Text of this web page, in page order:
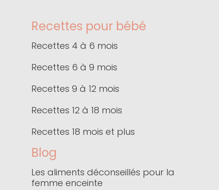
Recettes pour bébé
Recettes 4 à 6 mois
Recettes 6 à 9 mois
Recettes 9 à 12 mois
Recettes 12 à 18 mois
Recettes 18 mois et plus
Blog
Les aliments déconseillés pour la
femme enceinte